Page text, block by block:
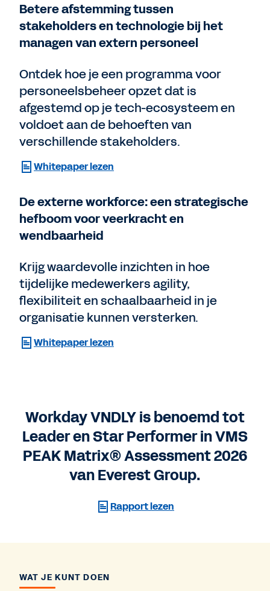
Betere afstemming tussen
stakeholders en technologie bij het
managen van extern personeel
Ontdek hoe je een programma voor
personeelsbeheer opzet dat is
afgestemd op je tech-ecosysteem en
voldoet aan de behoeften van
verschillende stakeholders.
Whitepaper lezen
De externe workforce: een strategische
hefboom voor veerkracht en
wendbaarheid
Krijg waardevolle inzichten in hoe
tijdelijke medewerkers agility,
flexibiliteit en schaalbaarheid in je
organisatie kunnen versterken.
Whitepaper lezen
Workday VNDLY is benoemd tot
Leader en Star Performer in VMS
PEAK Matrix® Assessment 2026
van Everest Group.
Rapport lezen
WAT JE KUNT DOEN